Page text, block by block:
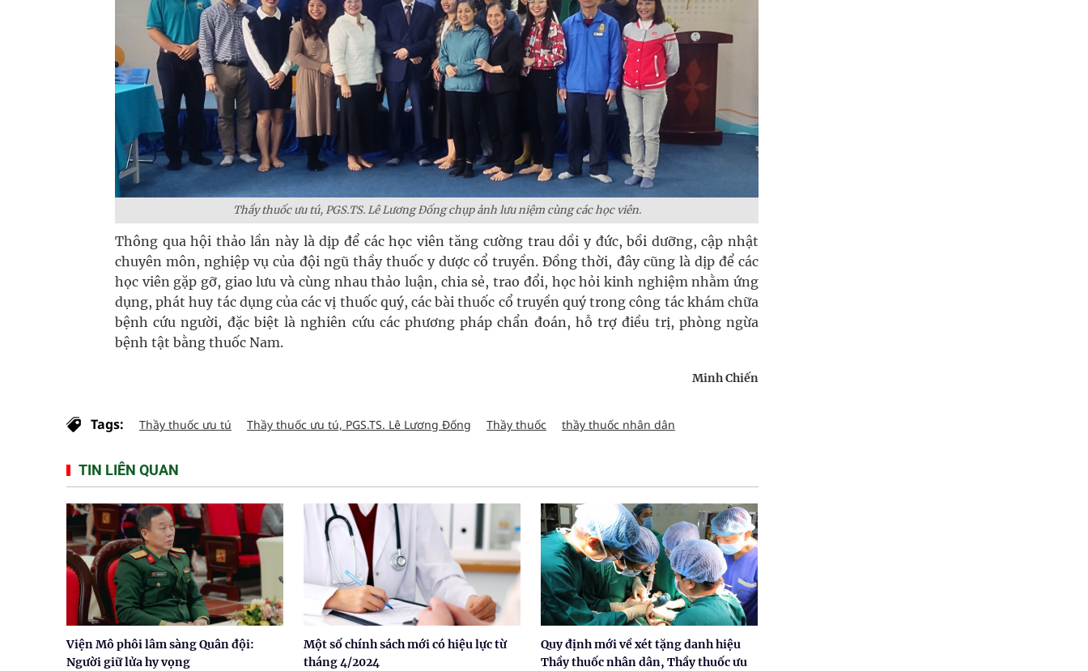
Thầy thuốc ưu tú, PGS.TS. Lê Lương Đống chụp ảnh lưu niệm cùng các học viên.
Thông qua hội thảo lần này là dịp để các học viên tăng cường trau dồi y đức, bồi dưỡng, cập nhật
chuyên môn, nghiệp vụ của đội ngũ thầy thuốc y dược cổ truyền. Đồng thời, đây cũng là dịp để các
học viên gặp gỡ, giao lưu và cùng nhau thảo luận, chia sẻ, trao đổi, học hỏi kinh nghiệm nhằm ứng
dụng, phát huy tác dụng của các vị thuốc quý, các bài thuốc cổ truyền quý trong công tác khám chữa
bệnh cứu người, đặc biệt là nghiên cứu các phương pháp chẩn đoán, hỗ trợ điều trị, phòng ngừa
bệnh tật bằng thuốc Nam.
Minh Chiến
Tags: Thầy thuốc ưu tú Thầy thuốc ưu tú, PGS.TS. Lê Lương Đống Thầy thuốc thầy thuốc nhân dân
TIN LIÊN QUAN
Viện Mô phôi lâm sàng Quân đội:
Người giữ lửa hy vọng
Một số chính sách mới có hiệu lực từ
tháng 4/2024
Quy định mới về xét tặng danh hiệu
Thầy thuốc nhân dân, Thầy thuốc ưu